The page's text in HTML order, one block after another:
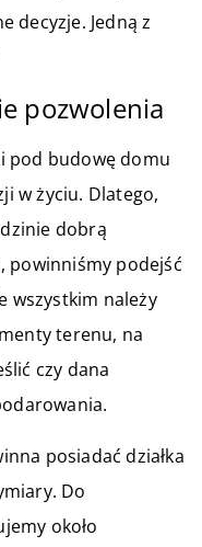
decyzje. Jedną z
pozwolenia
pod budowę domu
w życiu. Dlatego,
dobrą
powinniśmy podejść
wszystkim należy
terenu, na
czy dana
posiadać działka
Do
około